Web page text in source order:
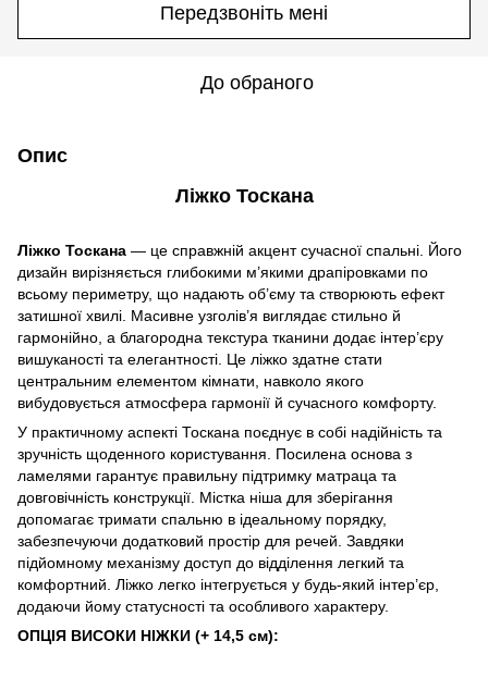
Передзвоніть мені
До обраного
Опис
Ліжко Тоскана
Ліжко Тоскана — це справжній акцент сучасної спальні. Його
дизайн вирізняється глибокими м’якими драпіровками по
всьому периметру, що надають об’єму та створюють ефект
затишної хвилі. Масивне узголів’я виглядає стильно й
гармонійно, а благородна текстура тканини додає інтер’єру
вишуканості та елегантності. Це ліжко здатне стати
центральним елементом кімнати, навколо якого
вибудовується атмосфера гармонії й сучасного комфорту.
У практичному аспекті Тоскана поєднує в собі надійність та
зручність щоденного користування. Посилена основа з
ламелями гарантує правильну підтримку матраца та
довговічність конструкції. Містка ніша для зберігання
допомагає тримати спальню в ідеальному порядку,
забезпечуючи додатковий простір для речей. Завдяки
підйомному механізму доступ до відділення легкий та
комфортний. Ліжко легко інтегрується у будь-який інтер’єр,
додаючи йому статусності та особливого характеру.
ОПЦІЯ ВИСОКИ НІЖКИ (+ 14,5 см):